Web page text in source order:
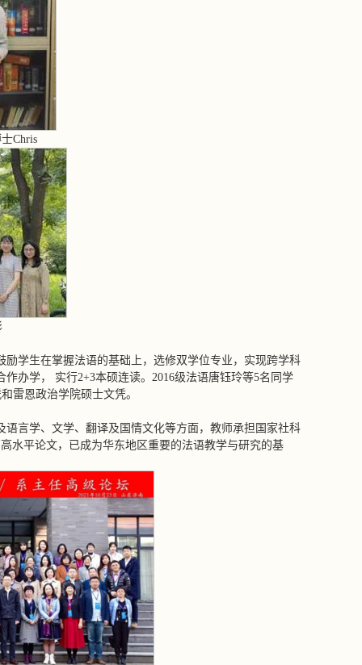
Chris
学生在掌握法语的基础上，选修双学位专业，实现跨学科
办学， 实行2+3本硕连读。2016级法语唐钰玲等5名同学
雷恩政治学院硕士文凭。
言学、文学、翻译及国情文化等方面，教师承担国家社科
水平论文，已成为华东地区重要的法语教学与研究的基